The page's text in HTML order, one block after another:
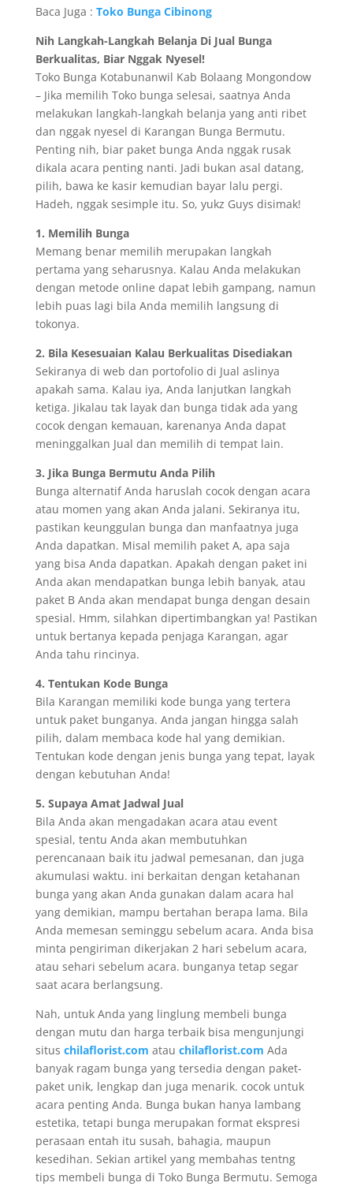
Baca Juga : Toko Bunga Cibinong
Nih Langkah-Langkah Belanja Di Jual Bunga
Berkualitas, Biar Nggak Nyesel!
Toko Bunga Kotabunanwil Kab Bolaang Mongondow
– Jika memilih Toko bunga selesai, saatnya Anda
melakukan langkah-langkah belanja yang anti ribet
dan nggak nyesel di Karangan Bunga Bermutu.
Penting nih, biar paket bunga Anda nggak rusak
dikala acara penting nanti. Jadi bukan asal datang,
pilih, bawa ke kasir kemudian bayar lalu pergi.
Hadeh, nggak sesimple itu. So, yukz Guys disimak!
1. Memilih Bunga
Memang benar memilih merupakan langkah
pertama yang seharusnya. Kalau Anda melakukan
dengan metode online dapat lebih gampang, namun
lebih puas lagi bila Anda memilih langsung di
tokonya.
2. Bila Kesesuaian Kalau Berkualitas Disediakan
Sekiranya di web dan portofolio di Jual aslinya
apakah sama. Kalau iya, Anda lanjutkan langkah
ketiga. Jikalau tak layak dan bunga tidak ada yang
cocok dengan kemauan, karenanya Anda dapat
meninggalkan Jual dan memilih di tempat lain.
3. Jika Bunga Bermutu Anda Pilih
Bunga alternatif Anda haruslah cocok dengan acara
atau momen yang akan Anda jalani. Sekiranya itu,
pastikan keunggulan bunga dan manfaatnya juga
Anda dapatkan. Misal memilih paket A, apa saja
yang bisa Anda dapatkan. Apakah dengan paket ini
Anda akan mendapatkan bunga lebih banyak, atau
paket B Anda akan mendapat bunga dengan desain
spesial. Hmm, silahkan dipertimbangkan ya! Pastikan
untuk bertanya kepada penjaga Karangan, agar
Anda tahu rincinya.
4. Tentukan Kode Bunga
Bila Karangan memiliki kode bunga yang tertera
untuk paket bunganya. Anda jangan hingga salah
pilih, dalam membaca kode hal yang demikian.
Tentukan kode dengan jenis bunga yang tepat, layak
dengan kebutuhan Anda!
5. Supaya Amat Jadwal Jual
Bila Anda akan mengadakan acara atau event
spesial, tentu Anda akan membutuhkan
perencanaan baik itu jadwal pemesanan, dan juga
akumulasi waktu. ini berkaitan dengan ketahanan
bunga yang akan Anda gunakan dalam acara hal
yang demikian, mampu bertahan berapa lama. Bila
Anda memesan seminggu sebelum acara. Anda bisa
minta pengiriman dikerjakan 2 hari sebelum acara,
atau sehari sebelum acara. bunganya tetap segar
saat acara berlangsung.
Nah, untuk Anda yang linglung membeli bunga
dengan mutu dan harga terbaik bisa mengunjungi
situs chilaflorist.com atau chilaflorist.com Ada
banyak ragam bunga yang tersedia dengan paket-
paket unik, lengkap dan juga menarik. cocok untuk
acara penting Anda. Bunga bukan hanya lambang
estetika, tetapi bunga merupakan format ekspresi
perasaan entah itu susah, bahagia, maupun
kesedihan. Sekian artikel yang membahas tentng
tips membeli bunga di Toko Bunga Bermutu. Semoga